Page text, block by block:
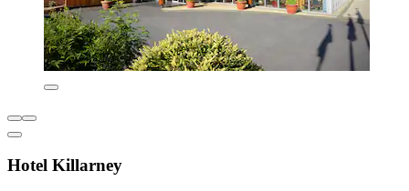
Hotel Killarney